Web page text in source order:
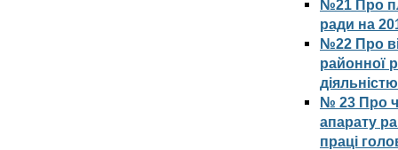
№21 Про
ради на
№22 Про
районної
діяльністю
№ 23 Про
апарату
праці